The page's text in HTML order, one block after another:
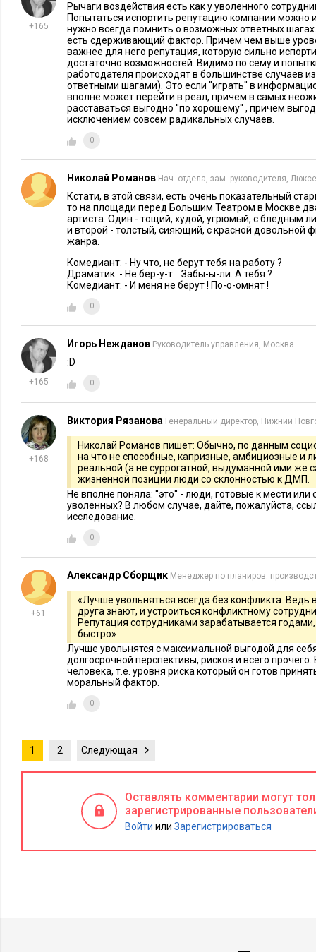
+165
Рычаги воздействия есть как у уволенного
Попытаться испортить репутацию компании
нужно всегда помнить о возможных ответных
есть сдерживающий фактор. Причем чем выше
важнее для него репутация, которую сильно
достаточно возможностей. Видимо по сему и
работодателя происходят в большинстве случаев
ответными шагами). Это если ''играть'' в
вполне может перейти в реал, причем в самых
расставаться выгодно ''по хорошему'' , причем
исключением совсем радикальных случаев.
0
Николай Романов Нач. отдела, зам. руководителя,
Кстати, в этой связи, есть очень показательный
то на площади перед Большим Театром в Москве
артиста. Один - тощий, худой, угрюмый, с бледным
и второй - толстый, сияющий, с красной довольной
жанра.
Комедиант: - Ну что, не берут тебя на работу ?
Драматик: - Не бер-у-т... Забы-ы-ли. А тебя ?
Комедиант: - И меня не берут ! По-о-омнят !
0
+165
Игорь Нежданов Руководитель управления, Москва
:D
0
+168
Виктория Рязанова Генеральный директор, Нижний
Николай Романов пишет: Обычно, по данным
на что не способные, капризные, амбициозные и
реальной (а не суррогатной, выдуманной ими же
жизненной позиции люди со склонностью к ДМП.
Не вполне поняла: ''это'' - люди, готовые к мести или
уволенных? В любом случае, дайте, пожалуйста,
исследование.
0
+61
Александр Сборщик Менеджер по планиров. производства,
«Лучше увольняться всегда без конфликта. Ведь
друга знают, и устроиться конфликтному
Репутация сотрудниками зарабатывается
быстро»
Лучше увольнятся с максимальной выгодой для
долгосрочной перспективы, рисков и всего
человека, т.е. уровня риска который он готов
моральный фактор.
0
1 2 Следующая
Оставлять комментарии могут
зарегистрированные
Войти или Зарегистрироваться